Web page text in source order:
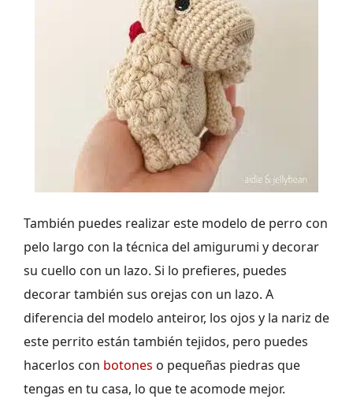
También puedes realizar este modelo de perro con
pelo largo con la técnica del amigurumi y decorar
su cuello con un lazo. Si lo prefieres, puedes
decorar también sus orejas con un lazo. A
diferencia del modelo anteiror, los ojos y la nariz de
este perrito están también tejidos, pero puedes
hacerlos con botones o pequeñas piedras que
tengas en tu casa, lo que te acomode mejor.